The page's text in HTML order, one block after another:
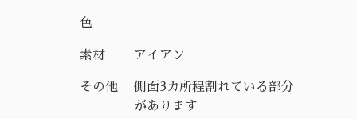
色
素材 アイアン
その他
側面3カ所程割れている部分
があります